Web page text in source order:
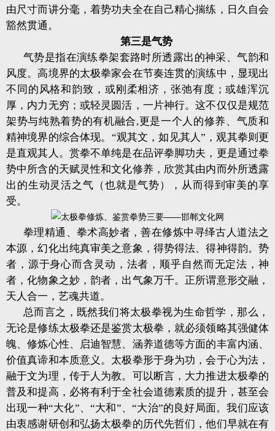
由尺寸而讲分毫，着势功夫全在自己精心揣练，日久自会
豁然贯通。
第三是气势
气势是指在演练拳架套路时所透露出的神采、气韵和
风度。高境界的太极拳家会在节奏连贯的演练中，显现出
不同的风格和韵致，或刚柔相济，张弛有度；或雄浑沉
厚，内力无穷；或轻灵圆活，一片神行。这不仅仅是规范
架势与纯熟着势的有机融合,更是一个人的修养、气质和
精神境界的综合体现。“观其文，如见其人”，观其拳则更
是直观其人。赏拳不单纯是在品评拳脚功夫，更是通过拳
势中所含的天赋灵性和文化修养，欣赏其由内而外所透露
出的生动灵活之气（也就是气势），从而得到审美的享
受。
拳理精通、拳术高妙者，善在修炼中寻绎古人道法之
本源，幻化出纯真审美之意象，得势得法、得神得韵。势
者，源于身心而含灵动，法者，顺乎自然而无定法，神
者，化物象之妙，韵者，出气象万千。正所谓意形交融，
天人合一，艺魂共道。
总而言之，既然我们将太极拳视为生命哲学，那么，
无论是修练太极拳还是鉴赏太极拳，就必须领略其强健体
魄、修炼心性、启迪智慧、涵养道德等方面的丰富内涵、
价值真谛和本质意义。太极拳形于身为功，会于心为法，
融于文为理，传于人为教。可以断言，大力推进太极拳的
普及和提高，必将有利于全社会道德素质的提升，甚至会
出现一种“大化”、“大和”、“大治”的良好局面。我们应该
由衷感谢研创和弘扬太极拳的历代先哲们，他们早就在有